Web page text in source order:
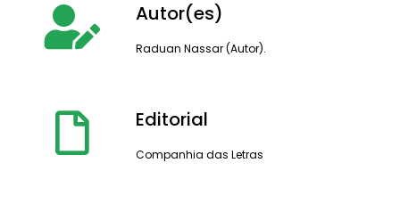
Autor(es)
Raduan Nassar (Autor).
Editorial
Companhia das Letras